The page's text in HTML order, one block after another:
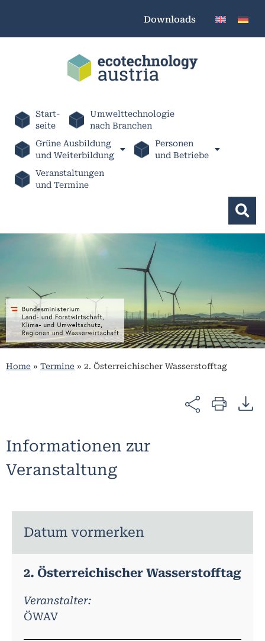
Downloads
Start-
seite
Umwelttechnologie
nach Branchen
Grüne Ausbildung
und Weiterbildung
Personen
und Betriebe
Veranstaltungen
und Termine
Home » Termine » 2. Österreichischer Wasserstofftag
Informationen zur
Veranstaltung
Datum vormerken
2. Österreichischer Wasserstofftag
Veranstalter:
ÖWAV